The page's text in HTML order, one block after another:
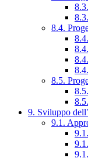
8.4.
8.5.
9. Sviluppo
9.1.